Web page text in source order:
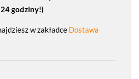
godziny!)
w zakładce Dostawa